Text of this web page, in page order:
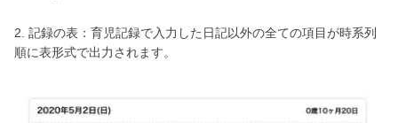
2. 記録の表：育児記録で入力した日記以外の全ての項目が時系列
順に表形式で出力されます。